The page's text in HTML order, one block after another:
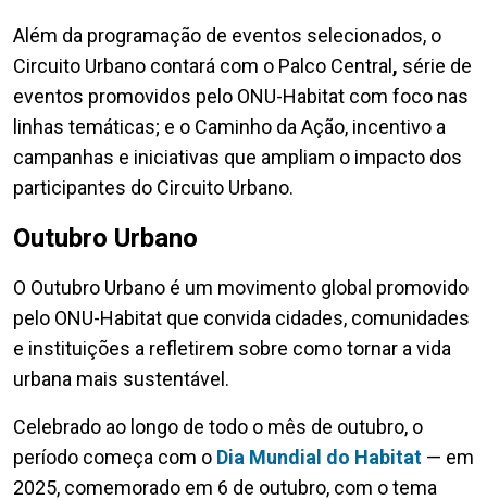
Além da programação de eventos selecionados, o
Circuito Urbano contará com o Palco Central , série de
eventos promovidos pelo ONU-Habitat com foco nas
linhas temáticas; e o Caminho da Ação, incentivo a
campanhas e iniciativas que ampliam o impacto dos
participantes do Circuito Urbano.
Outubro Urbano
O Outubro Urbano é um movimento global promovido
pelo ONU-Habitat que convida cidades, comunidades
e instituições a refletirem sobre como tornar a vida
urbana mais sustentável.
Celebrado ao longo de todo o mês de outubro, o
período começa com o Dia Mundial do Habitat — em
2025, comemorado em 6 de outubro, com o tema